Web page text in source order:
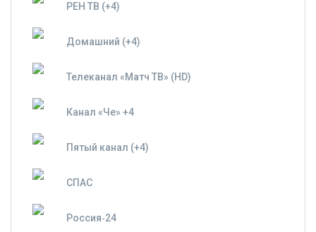
РЕН ТВ (+4)
Домашний (+4)
Телеканал «Матч ТВ» (HD)
Канал «Че» +4
Пятый канал (+4)
СПАС
Россия‑24